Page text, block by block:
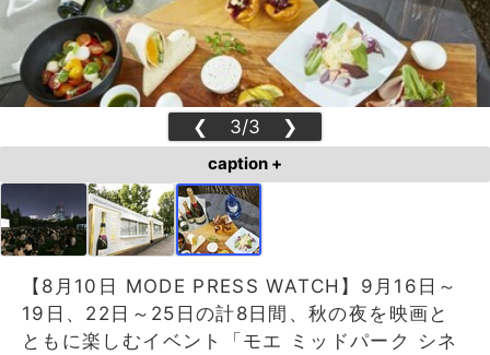
❮ 3/3 ❯
caption +
【8月10日 MODE PRESS WATCH】9月16日～
19日、22日～25日の計8日間、秋の夜を映画と
ともに楽しむイベント「モエ ミッドパーク シネ